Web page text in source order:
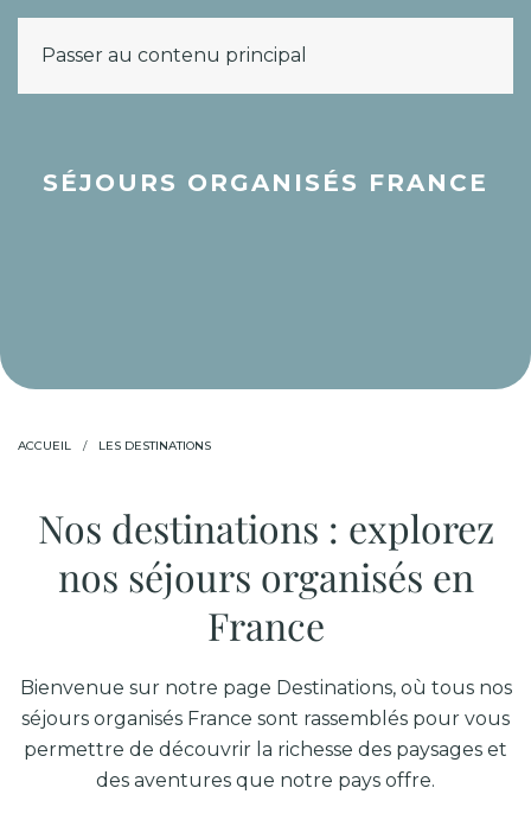
Passer au contenu principal
SÉJOURS ORGANISÉS FRANCE
ACCUEIL LES DESTINATIONS
Nos destinations : explorez
nos séjours organisés en
France
Bienvenue sur notre page Destinations, où tous nos
séjours organisés France sont rassemblés pour vous
permettre de découvrir la richesse des paysages et
des aventures que notre pays offre.